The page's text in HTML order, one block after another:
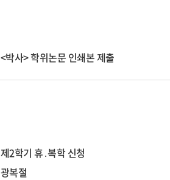
<박사> 학위논문 인쇄본 제출
제2학기 휴․복학 신청
광복절